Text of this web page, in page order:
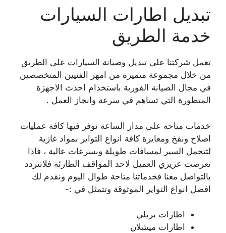
تبديل اطارات السيارات
خدمة الطريق
تعمل شركتنا على تبديل وصيانة السيارات على الطريق
من خلال مجموعة متميزة من امهر الفنيين المتخصصين
في مجال الصيانة الفورية باستخدام احدث الاجهزة
المتطورة التي تساهم في سرعة وانجاز العمل .
خدمات متاحة على مدار الساعة نوفر فيها كافة عمليات
اصلاح ونفخ ومعايرة كافة انواع التواير بمواد غازية
لتتحمل السير لمسافات طويلة وبسرعات عالية ، فاذا
تعرضت عزيزي العميل لاحد المواقف الطارئة فلاتتردد
بالتواصل معنا فخدماتنا متاحة طوال اليوم ونقدم لك
افضل انواع التواير الموثوقة وتتمثل في :-
اطارات بريلي
اطارات ميشلان